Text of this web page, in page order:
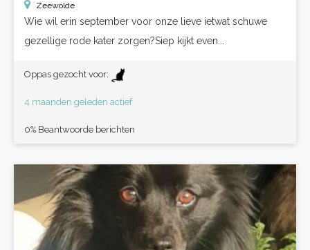
Zeewolde
Wie wil erin september voor onze lieve ietwat schuwe
gezellige rode kater zorgen?Siep kijkt even...
Oppas gezocht voor:
4 maanden geleden actief
0% Beantwoorde berichten